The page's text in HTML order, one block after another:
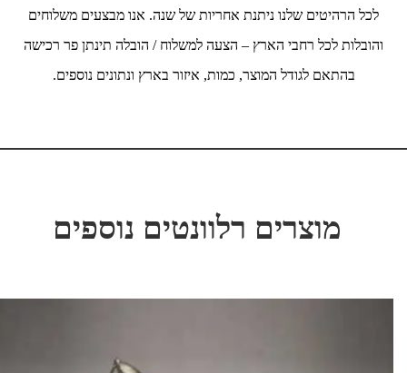
לכל הרהיטים שלנו ניתנת אחריות של שנה. אנו מבצעים משלוחים
והובלות לכל רחבי הארץ – הצעה למשלוח / הובלה תינתן פר רכישה
בהתאם לגודל המוצר, כמות, איזור בארץ ונתונים נוספים.
מוצרים רלוונטים נוספים